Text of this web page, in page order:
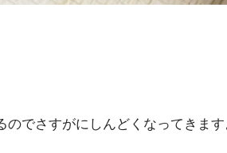
のでさすがにしんどくなってきま